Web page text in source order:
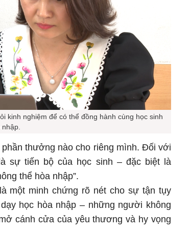
kinh nghiệm để có thể đồng hành cùng học sinh
nhập.
thưởng nào cho riêng mình. Đối với
sự tiến bộ của học sinh – đặc biệt là
thể hòa nhập”.
một minh chứng rõ nét cho sự tận tụy
học hòa nhập – những người không
cánh cửa của yêu thương và hy vọng